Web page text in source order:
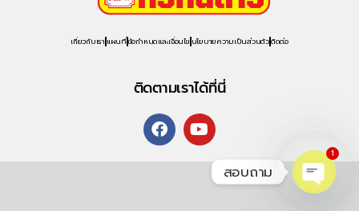
เกี่ยวกับเรา แผนที่ ข้อกำหนดและเงื่อนไข นโยบายความเป็นส่วนตัวติดต่อ
ติดตามเราได้ที่นี่
สอบถาม
O
1